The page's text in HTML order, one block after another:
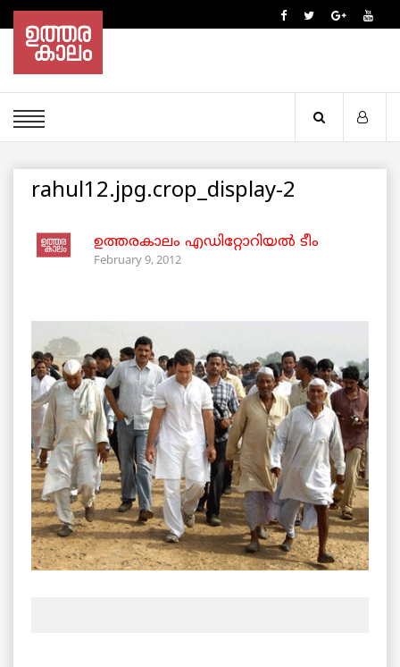
rahul12.jpg.crop_display-2
ഉത്തരകാലം എഡിറ്റോറിയല്‍ ടീം
February 9, 2012